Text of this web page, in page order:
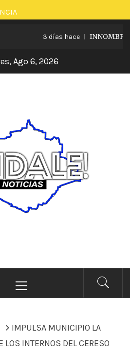
3 días hace
Ago 6, 2026
NOTICIAS
Noticias
principal
IMPULSA MUNICIPIO LA
LOS INTERNOS DEL CERESO